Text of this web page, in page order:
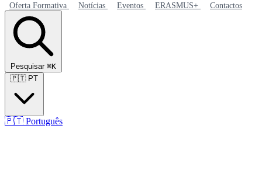
Oferta Formativa Notícias Eventos ERASMUS+ Contactos
Pesquisar ⌘K
🇵🇹 PT
🇵🇹 Português